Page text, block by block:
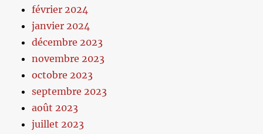
février 2024
janvier 2024
décembre 2023
novembre 2023
octobre 2023
septembre 2023
août 2023
juillet 2023